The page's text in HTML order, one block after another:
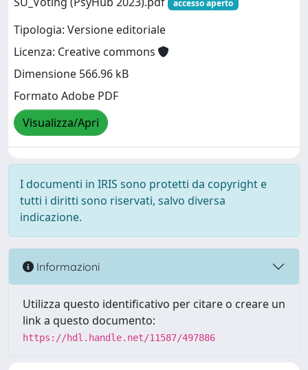
accesso aperto
Tipologia: Versione editoriale
Licenza: Creative commons
Dimensione 566.96 kB
Formato Adobe PDF
Visualizza/Apri
I documenti in IRIS sono protetti da copyright e
tutti i diritti sono riservati, salvo diversa
indicazione.
Informazioni
Utilizza questo identificativo per citare o creare un
link a questo documento:
https://hdl.handle.net/11587/497886